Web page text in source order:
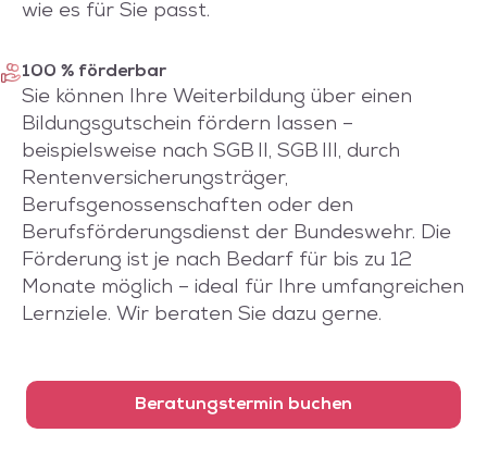
wie es für Sie passt.
100 % förderbar
Sie können Ihre Weiterbildung über einen
Bildungsgutschein fördern lassen –
beispielsweise nach SGB II, SGB III, durch
Rentenversicherungsträger,
Berufsgenossenschaften oder den
Berufsförderungsdienst der Bundeswehr. Die
Förderung ist je nach Bedarf für bis zu 12
Monate möglich – ideal für Ihre umfangreichen
Lernziele. Wir beraten Sie dazu gerne.
Beratungstermin buchen